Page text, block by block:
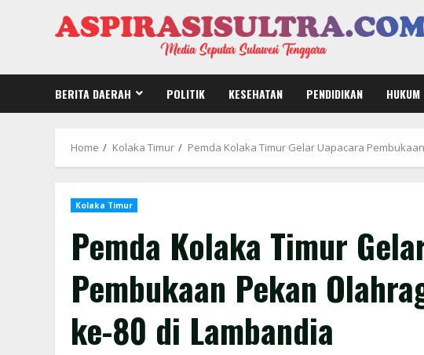
BERITA DAERAH POLITIK KESEHATAN PENDIDIKAN HUKUM
Home Kolaka Timur Pemda Kolaka Timur Gelar Uapacara
Kolaka Timur
Pemda Kolaka Timur
Pembukaan Pekan
ke-80 di Lambandia